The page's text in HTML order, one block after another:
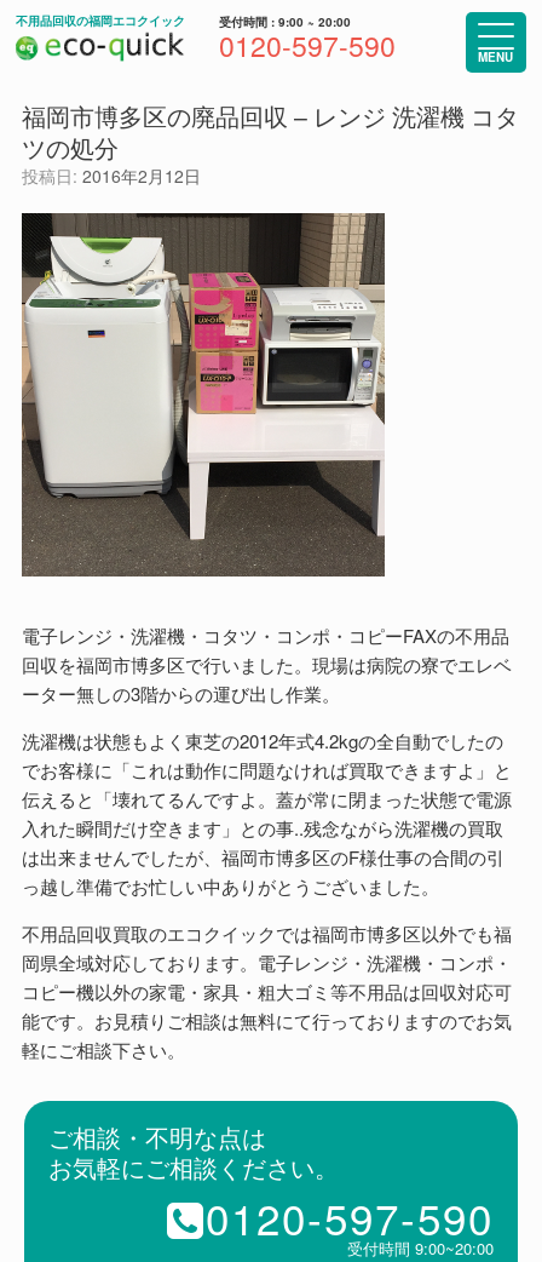
不用品回収の福岡エコクイック 受付時間 : 9:00 ~ 20:00
0120-597-590
福岡市博多区の廃品回収 – レンジ 洗濯機 コタ
ツの処分
投稿日: 2016年2月12日
電子レンジ・洗濯機・コタツ・コンポ・コピーFAXの不用品
回収を福岡市博多区で行いました。現場は病院の寮でエレベ
ーター無しの3階からの運び出し作業。
洗濯機は状態もよく東芝の2012年式4.2kgの全自動でしたの
でお客様に「これは動作に問題なければ買取できますよ」と
伝えると「壊れてるんですよ。蓋が常に閉まった状態で電源
入れた瞬間だけ空きます」との事..残念ながら洗濯機の買取
は出来ませんでしたが、福岡市博多区のF様仕事の合間の引
っ越し準備でお忙しい中ありがとうございました。
不用品回収買取のエコクイックでは福岡市博多区以外でも福
岡県全域対応しております。電子レンジ・洗濯機・コンポ・
コピー機以外の家電・家具・粗大ゴミ等不用品は回収対応可
能です。お見積りご相談は無料にて行っておりますのでお気
軽にご相談下さい。
ご相談・不明な点は
お気軽にご相談ください。
0120-597-590
受付時間 9:00~20:00
MENU